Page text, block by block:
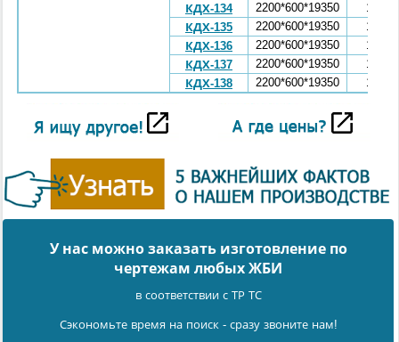
КДХ-134
2200*600*19350
10,64
КДХ-135
2200*600*19350
10,64
КДХ-136
2200*600*19350
10,64
КДХ-137
2200*600*19350
10,64
КДХ-138
2200*600*19350 10,64
У нас можно заказать изготовление по
чертежам любых ЖБИ
в соответствии с ТР ТС
Сэкономьте время на поиск - сразу звоните нам!